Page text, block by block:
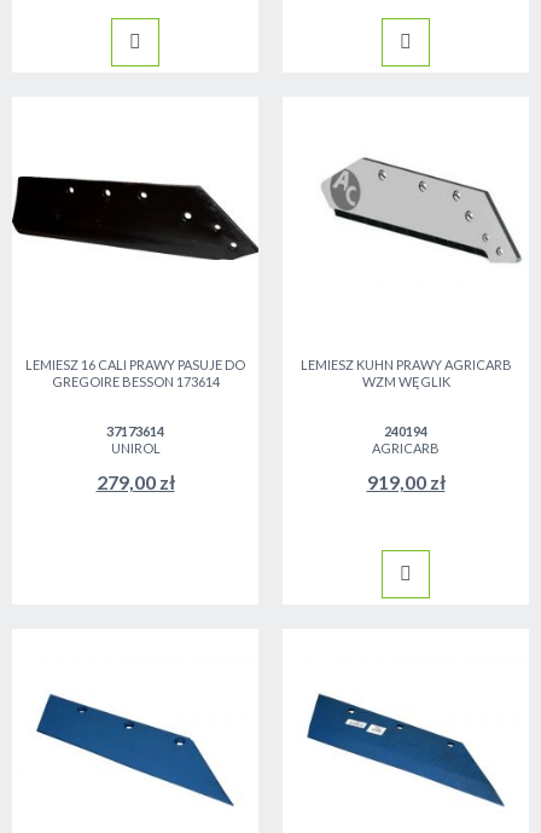
LEMIESZ 16 CALI PRAWY PASUJE DO
GREGOIRE BESSON 173614
37173614
UNIROL
279,00 zł
LEMIESZ KUHN PRAWY AGRICARB
WZM WĘGLIK
240194
AGRICARB
919,00 zł